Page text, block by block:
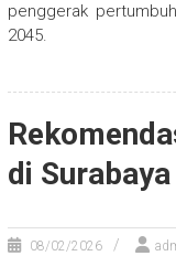
penggerak
2045.
di Surabaya
08/02/2026